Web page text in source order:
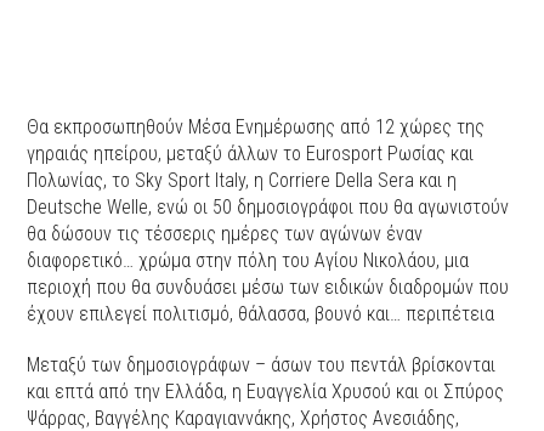
Θα εκπροσωπηθούν Μέσα Ενημέρωσης από 12 χώρες της
γηραιάς ηπείρου, μεταξύ άλλων το Eurosport Ρωσίας και
Πολωνίας, το Sky Sport Italy, η Corriere Della Sera και η
Deutsche Welle, ενώ οι 50 δημοσιογράφοι που θα αγωνιστούν
θα δώσουν τις τέσσερις ημέρες των αγώνων έναν
διαφορετικό… χρώμα στην πόλη του Αγίου Νικολάου, μια
περιοχή που θα συνδυάσει μέσω των ειδικών διαδρομών που
έχουν επιλεγεί πολιτισμό, θάλασσα, βουνό και… περιπέτεια
Μεταξύ των δημοσιογράφων – άσων του πεντάλ βρίσκονται
και επτά από την Ελλάδα, η Ευαγγελία Χρυσού και οι Σπύρος
Ψάρρας, Βαγγέλης Καραγιαννάκης, Χρήστος Ανεσιάδης,